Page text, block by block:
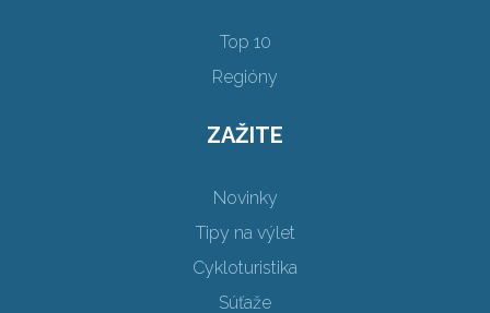
Top 10
Regióny
ZAŽITE
Novinky
Tipy na výlet
Cykloturistika
Súťaže